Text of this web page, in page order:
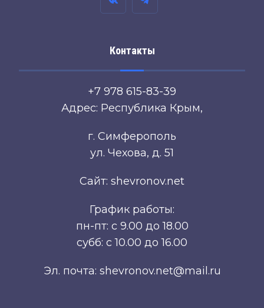
Контакты
+7 978 615-83-39
Адрес: Республика Крым,
г. Симферополь
ул. Чехова, д. 51
Сайт: shevronov.net
График работы:
пн-пт: с 9.00 до 18.00
субб: с 10.00 до 16.00
Эл. почта: shevronov.net@mail.ru